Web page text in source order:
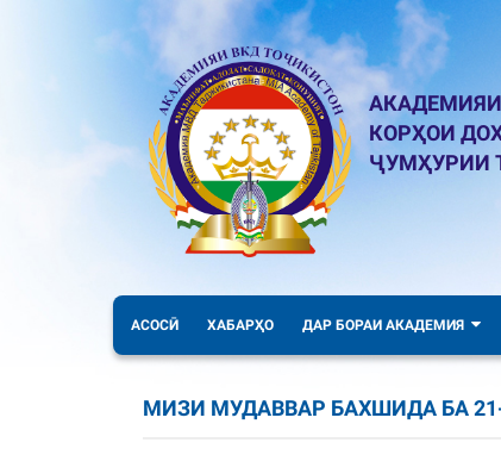
КОРҲОИ
ҶУМҲУРИИ
АСОСӢ ХАБАРҲО ДАР БОРАИ АКАДЕМИЯ
МИЗИ МУДАВВАР БАХШИДА БА